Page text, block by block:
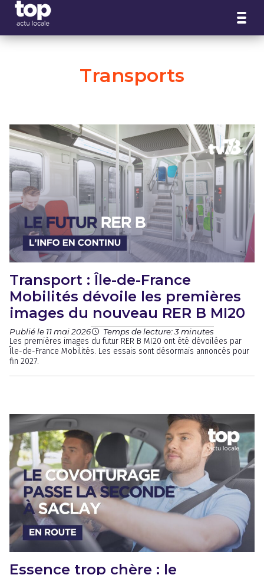
Transports
Transport : Île-de-France
Mobilités dévoile les premières
images du nouveau RER B MI20
Publié le 11 mai 2026 Temps de lecture: 3 minutes
Les premières images du futur RER B MI20 ont été dévoilées par
Île-de-France Mobilités. Les essais sont désormais annoncés pour
fin 2027.
Essence trop chère : le
Panneau de gestion des cookies